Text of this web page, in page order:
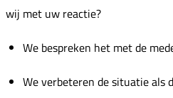
wij met uw reactie?
We bespreken het met de
We verbeteren de situatie als